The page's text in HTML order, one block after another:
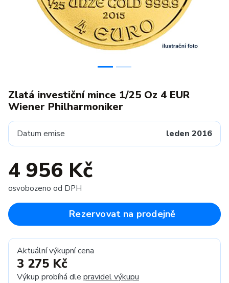
Zlatá investiční mince 1/25 Oz 4 EUR
Wiener Philharmoniker
Datum emise leden 2016
4 956 Kč
osvobozeno od DPH
Rezervovat na prodejně
Aktuální výkupní cena
3 275 Kč
Výkup probíhá dle pravidel výkupu